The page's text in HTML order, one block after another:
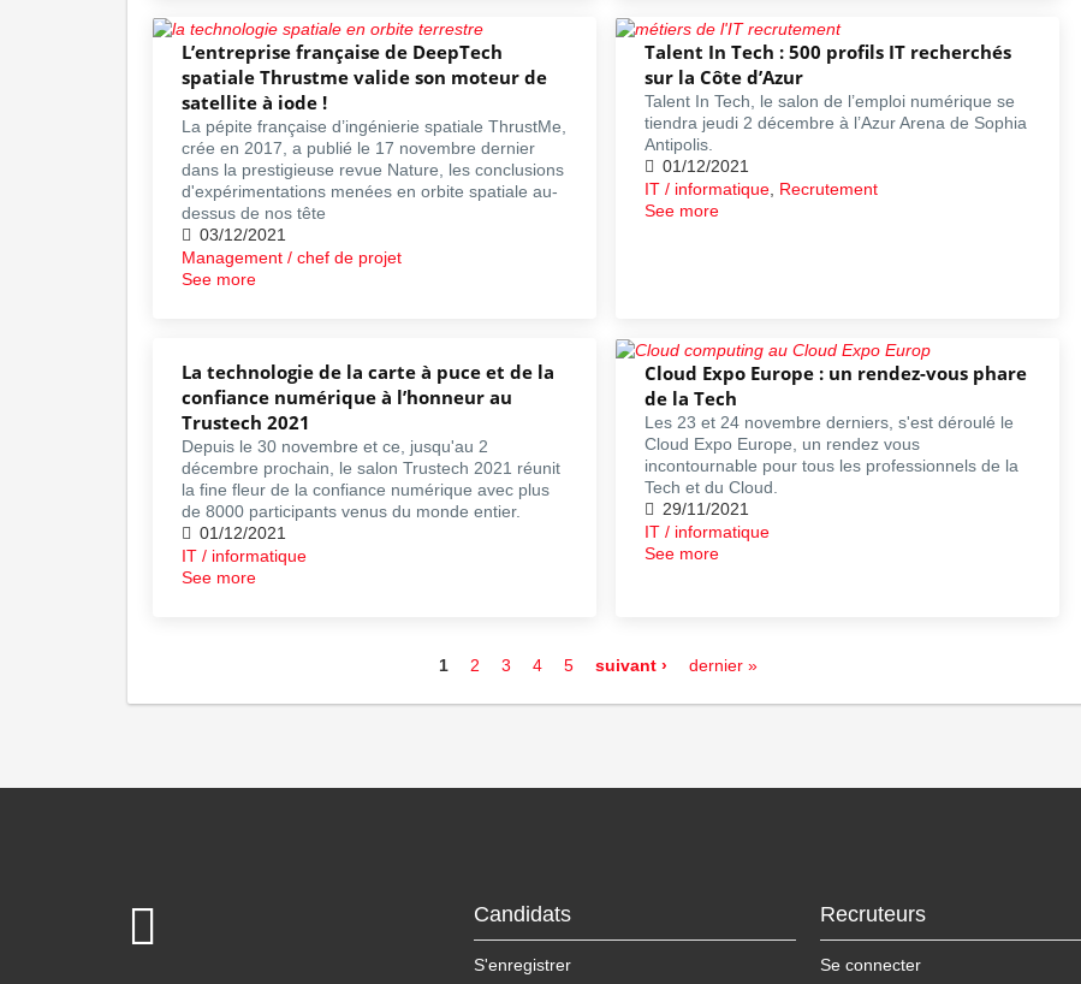
L’entreprise française de DeepTech
spatiale Thrustme valide son moteur de
satellite à iode !
La pépite française d’ingénierie spatiale ThrustMe,
crée en 2017, a publié le 17 novembre dernier
dans la prestigieuse revue Nature, les conclusions
d'expérimentations menées en orbite spatiale au-
dessus de nos tête
03/12/2021
Management / chef de projet
See more
Talent In Tech : 500 profils IT recherchés
sur la Côte d’Azur
Talent In Tech, le salon de l’emploi numérique se
tiendra jeudi 2 décembre à l’Azur Arena de Sophia
Antipolis.
01/12/2021
IT / informatique Recrutement
See more
La technologie de la carte à puce et de la
confiance numérique à l’honneur au
Trustech 2021
Depuis le 30 novembre et ce, jusqu'au 2
décembre prochain, le salon Trustech 2021 réunit
la fine fleur de la confiance numérique avec plus
de 8000 participants venus du monde entier.
01/12/2021
IT / informatique
See more
Cloud Expo Europe : un rendez-vous phare
de la Tech
Les 23 et 24 novembre derniers, s'est déroulé le
Cloud Expo Europe, un rendez vous
incontournable pour tous les professionnels de la
Tech et du Cloud.
29/11/2021
IT / informatique
See more
1 2 3 4 5 suivant › dernier »
Candidats
S'enregistrer
Recruteurs
Se connecter